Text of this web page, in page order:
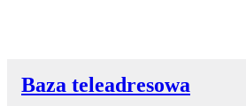
Baza teleadresowa